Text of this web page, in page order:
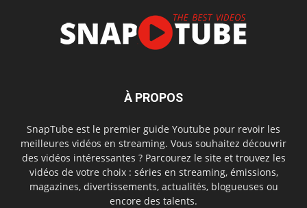
À PROPOS
SnapTube est le premier guide Youtube pour revoir les
meilleures vidéos en streaming. Vous souhaitez découvrir
des vidéos intéressantes ? Parcourez le site et trouvez les
vidéos de votre choix : séries en streaming, émissions,
magazines, divertissements, actualités, blogueuses ou
encore des talents.